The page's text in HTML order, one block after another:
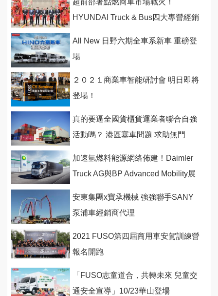
超前部署點燃商車市場戰火！
HYUNDAI Truck & Bus四大專營經銷
All New 日野六期全車系新車 重磅登
場
２０２１商業車智能研討會 明日即將
登場！
真的要逼全國貨櫃貨運業者聯合自強
活動嗎？ 港區塞車問題 求助無門
加速氫燃料能源網絡佈建！Daimler
Truck AG與BP Advanced Mobility展
安東集團x寶承機械 強強聯手SANY
泵浦車經銷商代理
2021 FUSO第四屆商用車安駕訓練營
報名開跑
「FUSO志童道合，共轉未來 兒童交
通安全宣導」10/23華山登場